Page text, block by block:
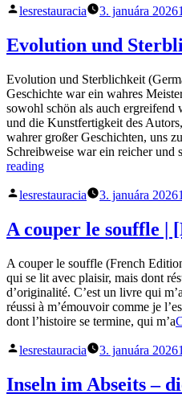
Posted
lesrestauracia 3. januára 2026
Evolution und
Evolution und Sterblichkeit
Geschichte war ein wahres
sowohl schön als auch ergreifend
und die Kunstfertigkeit des
wahrer großer Geschichten, uns
Schreibweise war ein reicher und
reading„Evolution
Sterblichkeit
Posted
lesrestauracia 3. januára 2026
A couper le souffle |
A couper le souffle (French
qui se lit avec plaisir, mais dont
d’originalité. C’est un livre qui
réussi à m’émouvoir comme je
dont l’histoire se termine, qui m’a
Posted
lesrestauracia 3. januára 2026
Inseln im Abseits –